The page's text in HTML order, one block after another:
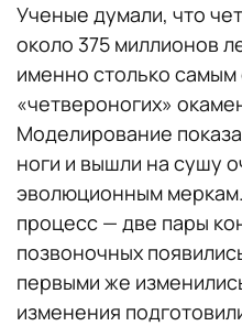
Ученые думали, что
около 375 миллионов
именно столько
«четвероногих»
Моделирование
ноги и вышли на сушу
эволюционным
процесс — две пары
позвоночных
первыми же
изменения